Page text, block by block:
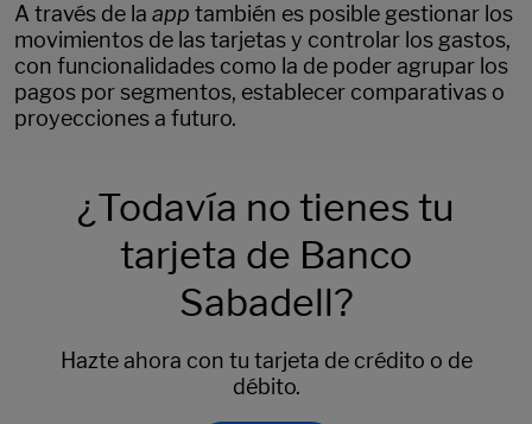
A través de la app también es posible gestionar los
movimientos de las tarjetas y controlar los gastos,
con funcionalidades como la de poder agrupar los
pagos por segmentos, establecer comparativas o
proyecciones a futuro.
¿Todavía no tienes tu
tarjeta de Banco
Sabadell?
Hazte ahora con tu tarjeta de crédito o de
débito.